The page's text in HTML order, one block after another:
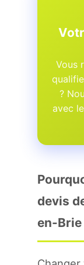
Vous
?
avec
devis
en-Brie